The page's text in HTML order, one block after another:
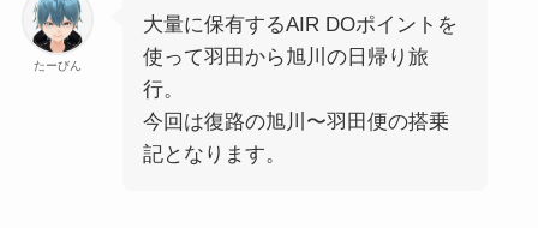
たーびん
大量に保有するAIR DOポイントを
使って羽田から旭川の日帰り旅
行。
今回は復路の旭川〜羽田便の搭乗
記となります。